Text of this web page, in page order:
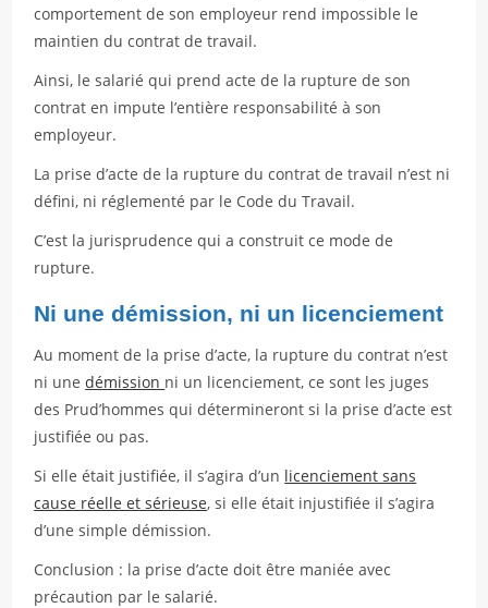
comportement de son employeur rend impossible le
maintien du contrat de travail.
Ainsi, le salarié qui prend acte de la rupture de son
contrat en impute l’entière responsabilité à son
employeur.
La prise d’acte de la rupture du contrat de travail n’est ni
défini, ni réglementé par le Code du Travail.
C’est la jurisprudence qui a construit ce mode de
rupture.
Ni une démission, ni un licenciement
Au moment de la prise d’acte, la rupture du contrat n’est
ni unedémission ni un licenciement, ce sont les juges
des Prud’hommes qui détermineront si la prise d’acte est
justifiée ou pas.
Si elle était justifiée, il s’agira d’un licenciement sans
cause réelle et sérieuse, si elle était injustifiée il s’agira
d’une simple démission.
Conclusion : la prise d’acte doit être maniée avec
précaution par le salarié.